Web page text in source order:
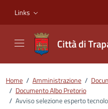
Links
Città di
Home / Amministrazione /
/ Documento Albo Pretorio
/ Avviso selezione esperto